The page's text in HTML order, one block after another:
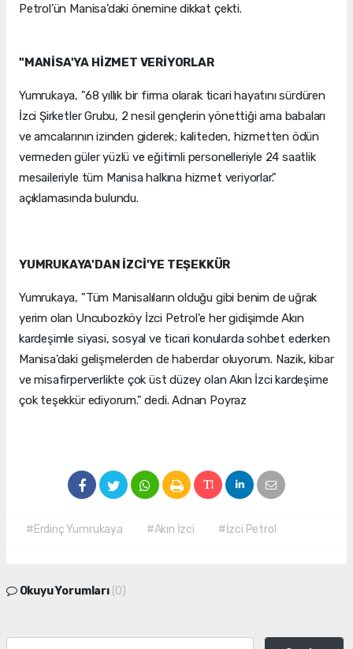
Petrol’ün Manisa’daki önemine dikkat çekti.
"MANİSA'YA HİZMET VERİYORLAR
Yumrukaya, "68 yıllık bir firma olarak ticari hayatını sürdüren
İzci Şirketler Grubu, 2 nesil gençlerin yönettiği ama babaları
ve amcalarının izinden giderek; kaliteden, hizmetten ödün
vermeden güler yüzlü ve eğitimli personelleriyle 24 saatlik
mesaileriyle tüm Manisa halkına hizmet veriyorlar."
açıklamasında bulundu.
YUMRUKAYA'DAN İZCİ'YE TEŞEKKÜR
Yumrukaya, "Tüm Manisalıların olduğu gibi benim de uğrak
yerim olan Uncubozköy İzci Petrol'e her gidişimde Akın
kardeşimle siyasi, sosyal ve ticari konularda sohbet ederken
Manisa'daki gelişmelerden de haberdar oluyorum. Nazik, kibar
ve misafirperverlikte çok üst düzey olan Akın İzci kardeşime
çok teşekkür ediyorum." dedi. Adnan Poyraz
#Erdinç Yumrukaya #Akın İzci #İzci Petrol
Okuyu Yorumları (0)